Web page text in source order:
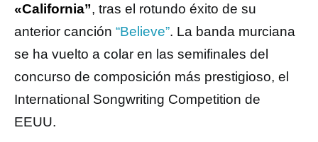
«California”, tras el rotundo éxito de su
anterior canción “Believe”. La banda murciana
se ha vuelto a colar en las semifinales del
concurso de composición más prestigioso, el
International Songwriting Competition de
EEUU.